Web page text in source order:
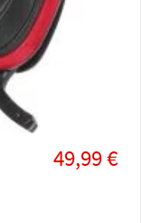
49,99 €